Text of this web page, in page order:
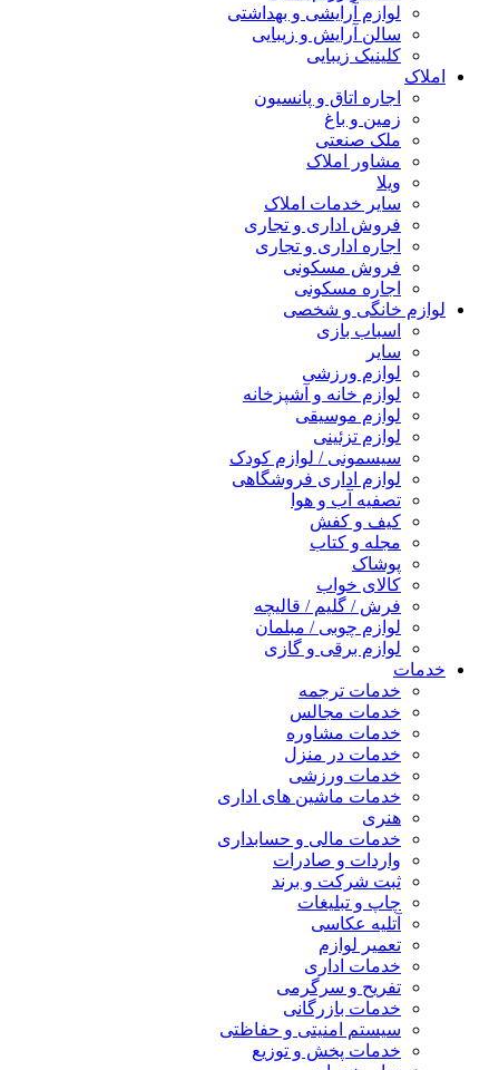
لوازم آرایشی و بهداشتی
سالن آرایش و زیبایی
کلینیک زیبایی
املاک
اجاره اتاق و پانسیون
زمین و باغ
ملک صنعتی
مشاور املاک
ویلا
سایر خدمات املاک
فروش اداری و تجاری
اجاره اداری و تجاری
فروش مسکونی
اجاره مسکونی
لوازم خانگی و شخصی
اسباب بازی
سایر
لوازم ورزشی
لوازم خانه و آشپزخانه
لوازم موسیقی
لوازم تزئینی
سیسمونی / لوازم کودک
لوازم اداری فروشگاهی
تصفیه آب و هوا
کیف و کفش
مجله و کتاب
پوشاک
کالای خواب
فرش / گلیم / قالیچه
لوازم چوبی / مبلمان
لوازم برقی و گازی
خدمات
خدمات ترجمه
خدمات مجالس
خدمات مشاوره
خدمات در منزل
خدمات ورزشی
خدمات ماشین های اداری
هنری
خدمات مالی و حسابداری
واردات و صادرات
ثبت شرکت و برند
چاپ و تبلیغات
آتلیه عکاسی
تعمیر لوازم
خدمات اداری
تفریح و سرگرمی
خدمات بازرگانی
سیستم امنیتی و حفاظتی
خدمات پخش و توزیع